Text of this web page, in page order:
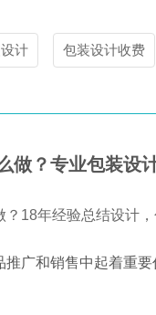
计 包装设计收费
做？专业包装设
？18年经验总结设计
推广和销售中起着重